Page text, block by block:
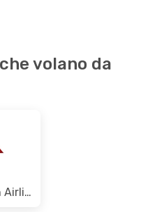
volano da
American Airlines